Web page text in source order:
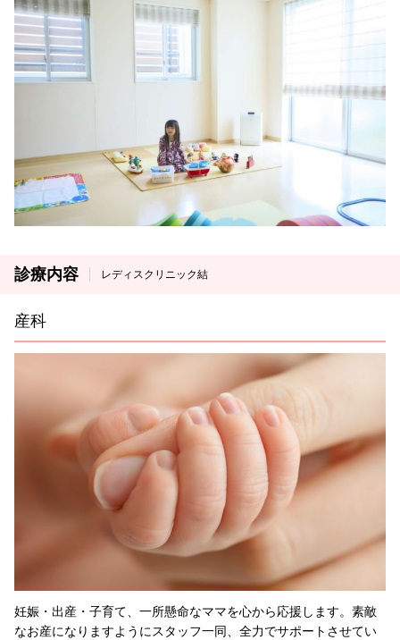
診療内容 レディスクリニック結
産科
妊娠・出産・子育て、一所懸命なママを心から応援します。素敵
なお産になりますようにスタッフ一同、全力でサポートさせてい